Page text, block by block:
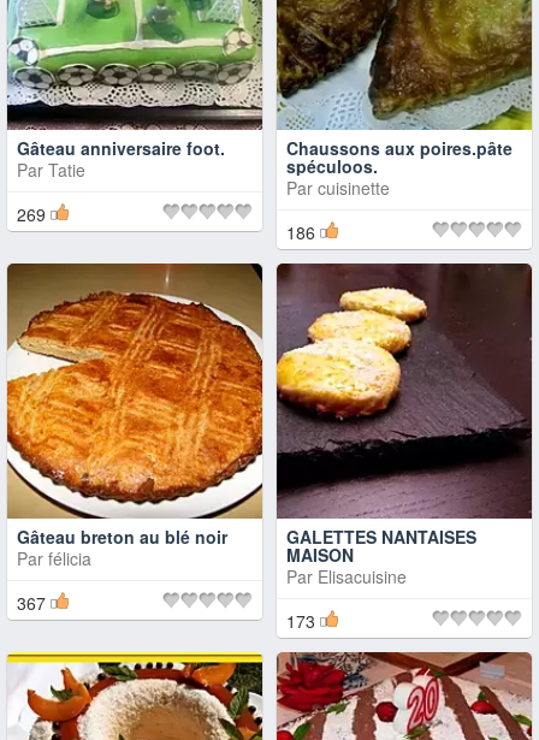
Gâteau anniversaire foot.
Par Tatie
269
Chaussons aux poires.pâte
spéculoos.
Par cuisinette
186
Gâteau breton au blé noir
Par félicia
367
GALETTES NANTAISES
MAISON
Par Elisacuisine
173